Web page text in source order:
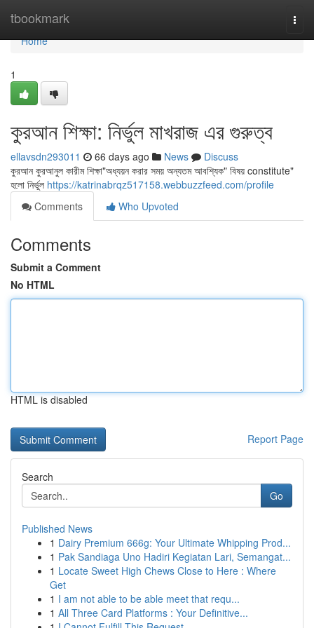
tbookmark
Home
Home
1
কুরআন শিক্ষা: নির্ভুল মাখরাজ এর গুরুত্ব
ellavsdn293011 66 days ago News
Discuss
কুরআন কুরআনুল কারীম শিক্ষা"অধ্যয়ন করার সময় অন্যতম আবশ্যিক" বিষয় constitute"
হলো নির্ভুল https://katrinabrqz517158.webbuzzfeed.com/profile
Comments
Who Upvoted
Comments
Submit a Comment
No HTML
HTML is disabled
Report Page
Search
Go
Published News
1 Dairy Premium 666g: Your Ultimate Whipping Prod...
1 Pak Sandiaga Uno Hadiri Kegiatan Lari, Semangat...
1 Locate Sweet High Chews Close to Here : Where
Get
1 I am not able to be able meet that requ...
1 All Three Card Platforms : Your Definitive...